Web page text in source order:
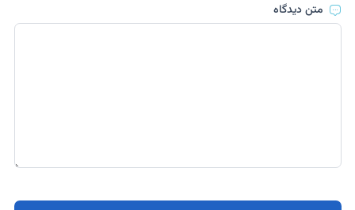
متن دیدگاه